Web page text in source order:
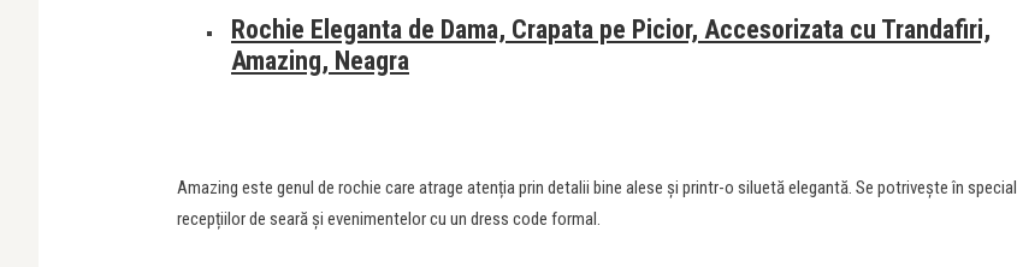
Rochie Eleganta de Dama, Crapata pe Picior, Accesorizata cu Trandafiri,
Amazing, Neagra
Amazing este genul de rochie care atrage atenția prin detalii bine alese și printr-o siluetă elegantă. Se potrivește în special
recepțiilor de seară și evenimentelor cu un dress code formal.